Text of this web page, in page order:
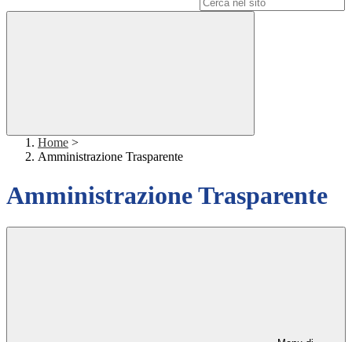
Home >
Amministrazione Trasparente
Amministrazione Trasparente